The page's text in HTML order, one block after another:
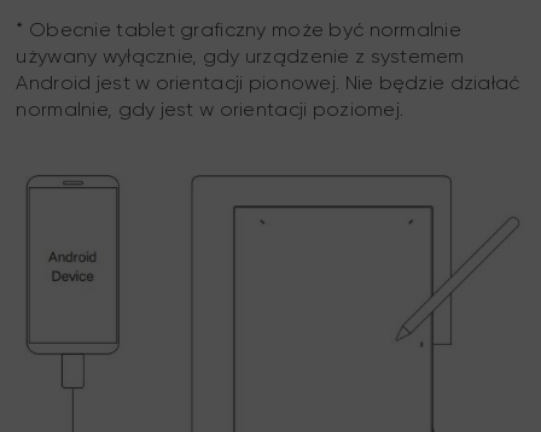
* Obecnie tablet graficzny może być normalnie
używany wyłącznie, gdy urządzenie z systemem
Android jest w orientacji pionowej. Nie będzie działać
normalnie, gdy jest w orientacji poziomej.